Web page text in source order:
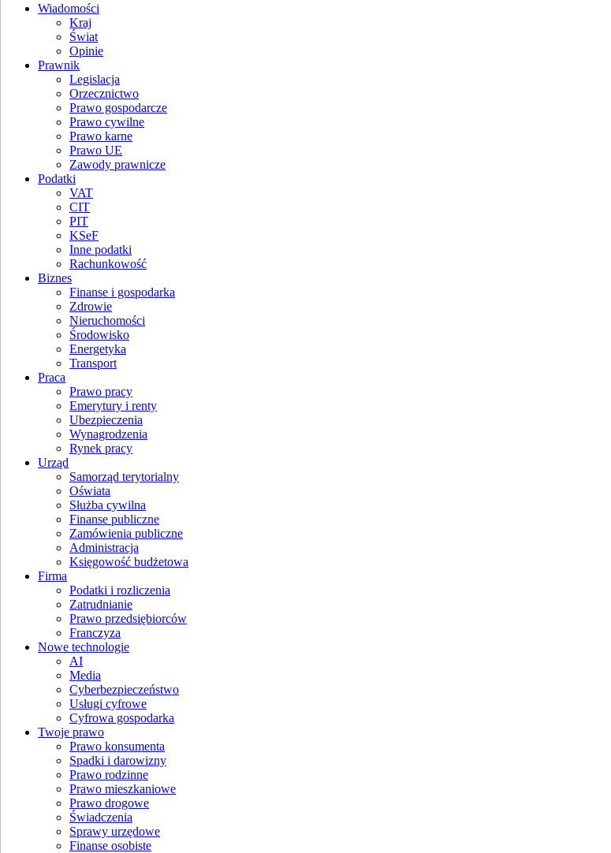
Wiadomości
Kraj
Świat
Opinie
Prawnik
Legislacja
Orzecznictwo
Prawo gospodarcze
Prawo cywilne
Prawo karne
Prawo UE
Zawody prawnicze
Podatki
VAT
CIT
PIT
KSeF
Inne podatki
Rachunkowość
Biznes
Finanse i gospodarka
Zdrowie
Nieruchomości
Środowisko
Energetyka
Transport
Praca
Prawo pracy
Emerytury i renty
Ubezpieczenia
Wynagrodzenia
Rynek pracy
Urząd
Samorząd terytorialny
Oświata
Służba cywilna
Finanse publiczne
Zamówienia publiczne
Administracja
Księgowość budżetowa
Firma
Podatki i rozliczenia
Zatrudnianie
Prawo przedsiębiorców
Franczyza
Nowe technologie
AI
Media
Cyberbezpieczeństwo
Usługi cyfrowe
Cyfrowa gospodarka
Twoje prawo
Prawo konsumenta
Spadki i darowizny
Prawo rodzinne
Prawo mieszkaniowe
Prawo drogowe
Świadczenia
Sprawy urzędowe
Finanse osobiste